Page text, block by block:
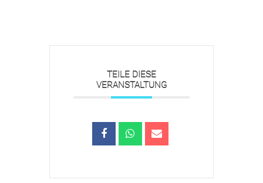
TEILE DIESE
VERANSTALTUNG